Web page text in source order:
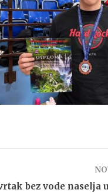
bez vode naselja